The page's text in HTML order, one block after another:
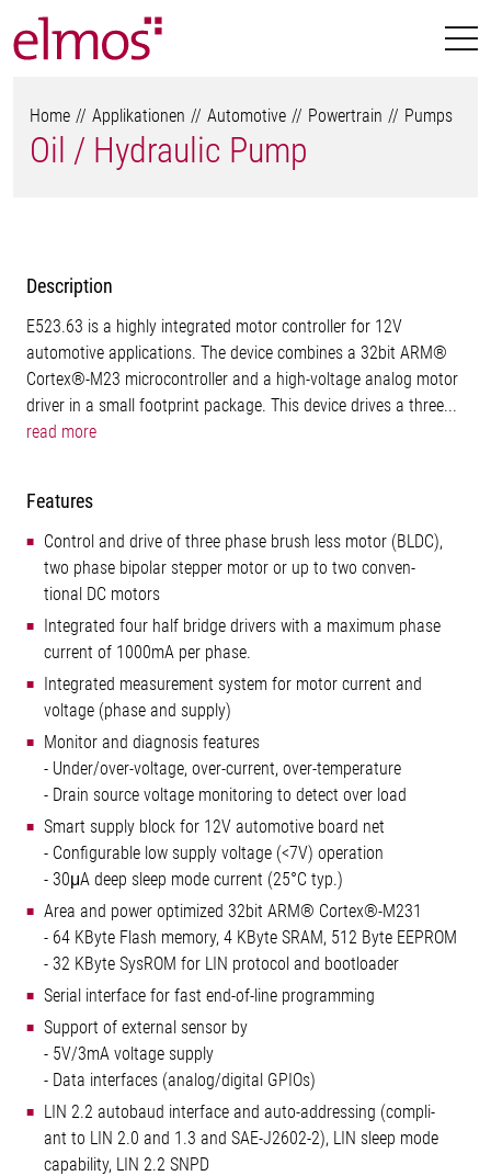
Home Applikationen Automotive Powertrain Pumps
Oil / Hydraulic Pump
Description
E523.63 is a highly integrated motor controller for 12V
automotive applications. The device combines a 32bit ARM®
Cortex®-M23 microcontroller and a high-voltage analog motor
driver in a small footprint package. This device drives a three...
read more
Features
Control and drive of three phase brush less motor (BLDC),
two phase bipolar stepper motor or up to two conven-
tional DC motors
Integrated four half bridge drivers with a maximum phase
current of 1000mA per phase.
Integrated measurement system for motor current and
voltage (phase and supply)
Monitor and diagnosis features
- Under/over-voltage, over-current, over-temperature
- Drain source voltage monitoring to detect over load
Smart supply block for 12V automotive board net
- Configurable low supply voltage (<7V) operation
- 30μA deep sleep mode current (25°C typ.)
Area and power optimized 32bit ARM® Cortex®-M231
- 64 KByte Flash memory, 4 KByte SRAM, 512 Byte EEPROM
- 32 KByte SysROM for LIN protocol and bootloader
Serial interface for fast end-of-line programming
Support of external sensor by
- 5V/3mA voltage supply
- Data interfaces (analog/digital GPIOs)
LIN 2.2 autobaud interface and auto-addressing (compli-
ant to LIN 2.0 and 1.3 and SAE-J2602-2), LIN sleep mode
capability, LIN 2.2 SNPD